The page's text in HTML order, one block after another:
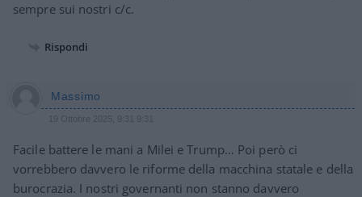
sempre sui nostri c/c.
Rispondi
Massimo
19 Ottobre 2025, 9:31 9:31
Facile battere le mani a Milei e Trump… Poi però ci
vorrebbero davvero le riforme della macchina statale e della
burocrazia. I nostri governanti non stanno davvero